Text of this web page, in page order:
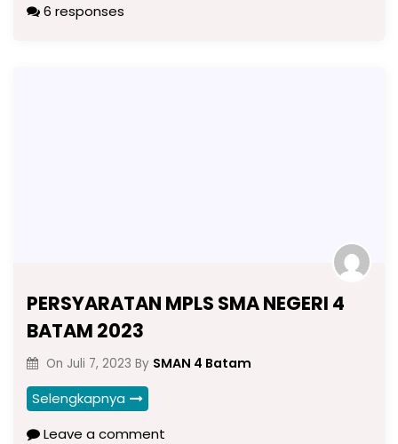
6 responses
PERSYARATAN MPLS SMA NEGERI 4
BATAM 2023
On Juli 7, 2023 By SMAN 4 Batam
Selengkapnya
Leave a comment